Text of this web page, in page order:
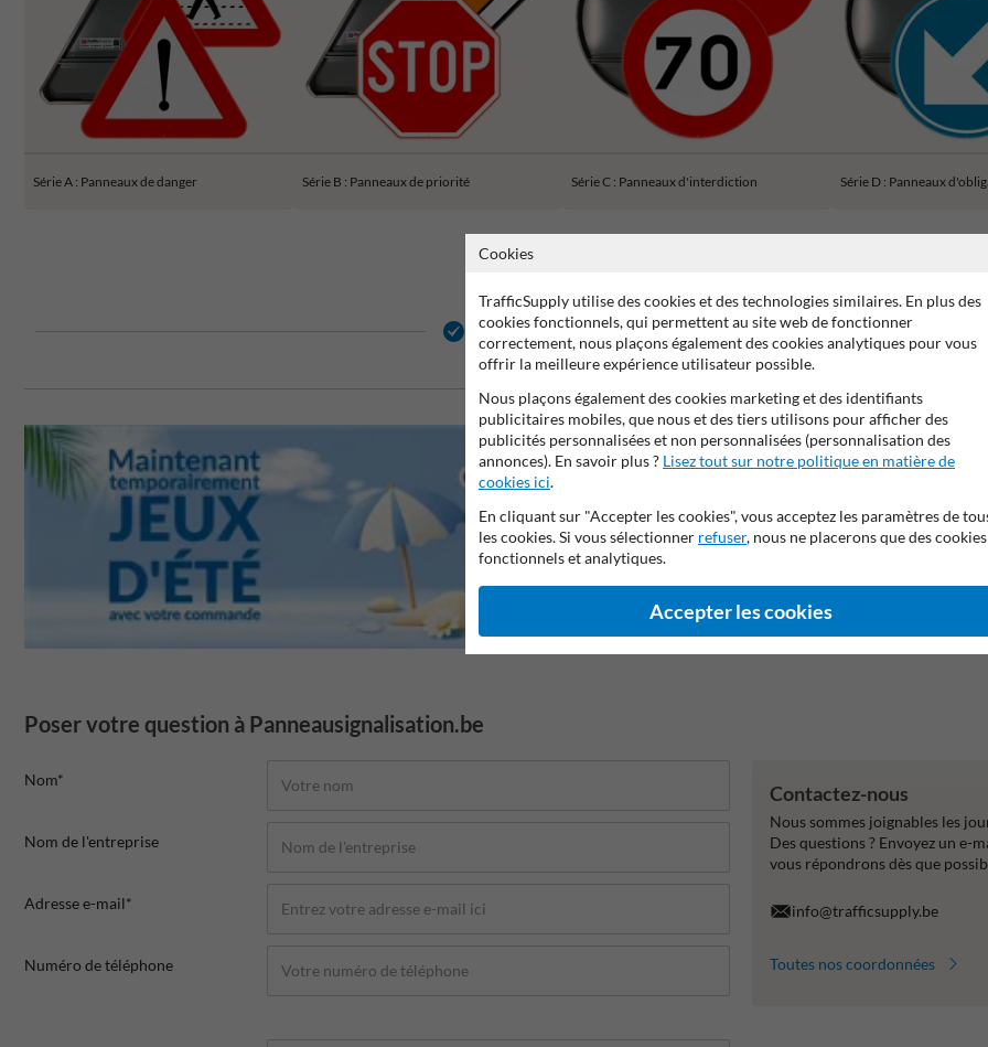
Série A : Panneaux de danger Série B : Panneaux de priorité Série C : Panneaux d'interdiction Série D : Panneaux
2 ans de garantie fabricant Stratifé anti-graffiti 99% anti-
Poser votre question à Panneausignalisation.be
Nom*
Nom de l'entreprise
Adresse e-mail*
Numéro de téléphone
Contactez-nous
Nous sommes joignables les
Des questions ? Envoyez un e-
vous répondrons dès que
info@trafficsupply.be
Toutes nos coordonnées
Cookies
TrafficSupply utilise des cookies et des technologies similaires. En plus des
cookies fonctionnels, qui permettent au site web de fonctionner
correctement, nous plaçons également des cookies analytiques pour vous
offrir la meilleure expérience utilisateur possible.
Nous plaçons également des cookies marketing et des identifiants
publicitaires mobiles, que nous et des tiers utilisons pour afficher des
publicités personnalisées et non personnalisées (personnalisation des
annonces). En savoir plus ? Lisez tout sur notre politique en matière de
cookies ici.
En cliquant sur "Accepter les cookies", vous acceptez les paramètres de
les cookies. Si vous sélectionner refuser, nous ne placerons que des cookies
fonctionnels et analytiques.
Accepter les cookies